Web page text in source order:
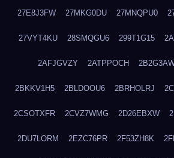
27E8J3FW 27MKG0DU 27MNQPU0
27VYT4KU 28SMQGU6 299T1G15
2AFJGVZY 2ATPPOCH
2BKKV1H5 2BLDOOU6 2BRHOLRJ
2CSOTXFR 2CVZ7WMG 2D26EBXW
2DU7LORM 2EZC76PR 2F53ZH8K